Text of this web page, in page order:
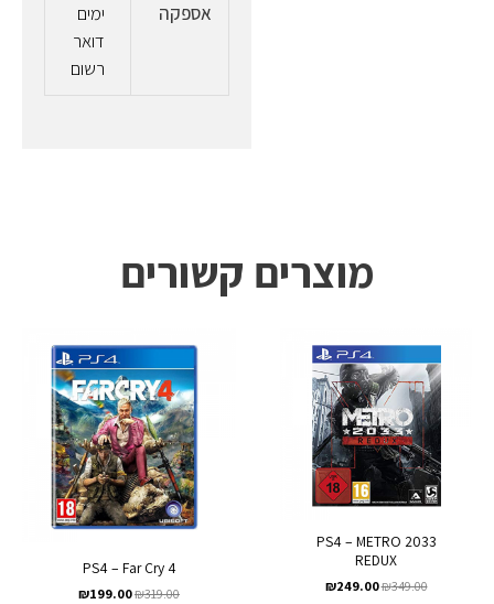
אספקה
ימים
דואר
רשום
מוצרים קשורים
PS4 – METRO 2033
REDUX
₪349.00
₪249.00
PS4 – Far Cry 4
₪319.00
₪199.00